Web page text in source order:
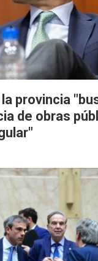
provincia
de obras